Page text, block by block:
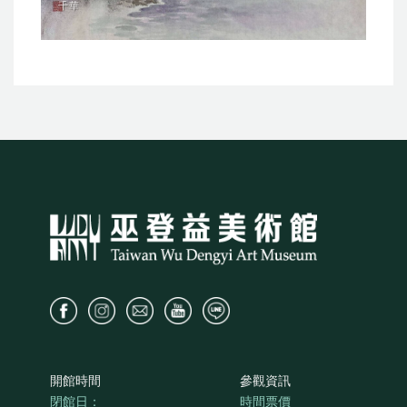
千華
開館時間
閉館日：
參觀資訊
時間票價